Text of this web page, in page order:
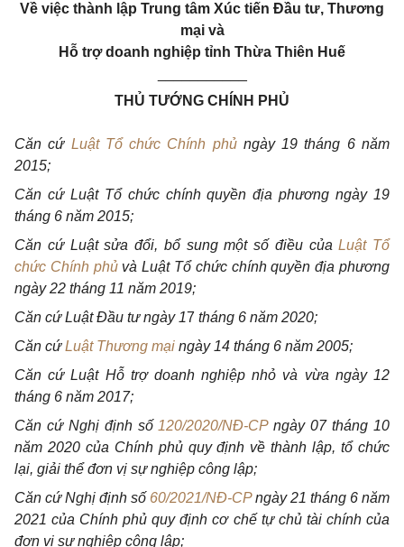
Về việc thành lập Trung tâm Xúc tiến Đầu tư, Thương
mại và
Hỗ trợ doanh nghiệp tỉnh Thừa Thiên Huế
THỦ TƯỚNG CHÍNH PHỦ
Căn cứ Luật Tổ chức Chính phủ ngày 19 tháng 6 năm
2015;
Căn cứ Luật Tổchức chínhquyền địa phương ngày 19
tháng 6 năm 2015;
Căn cứ Luậtsửa đổi, bổsung một số điều củaLuật Tổ
chức Chính phủ và Luật Tổchức chính quyền địa phương
ngày 22 tháng 11 năm 2019;
Căn cứ Luật Đầu tư ngày 17 tháng 6 năm 2020;
Căn cứLuật Thương mại ngày 14 tháng 6 năm 2005;
Căn cứ Luật Hỗtrợ doanh nghiệp nhỏ và vừa ngày 12
tháng 6 năm 2017;
Căn cứ Nghị định số 120/2020/NĐ-CPngày 07 tháng 10
năm 2020 của Chínhphủ quy định về thành lập,tổchức
lại, giải thể đơn vị sự nghiệp công lập;
Căn cứ Nghị định số 60/2021/NĐ-CPngày 21 tháng 6 năm
2021 của Chính phủ quy định cơ chế tự chủ tài chính của
đơn vị sự nghiệp công lập;